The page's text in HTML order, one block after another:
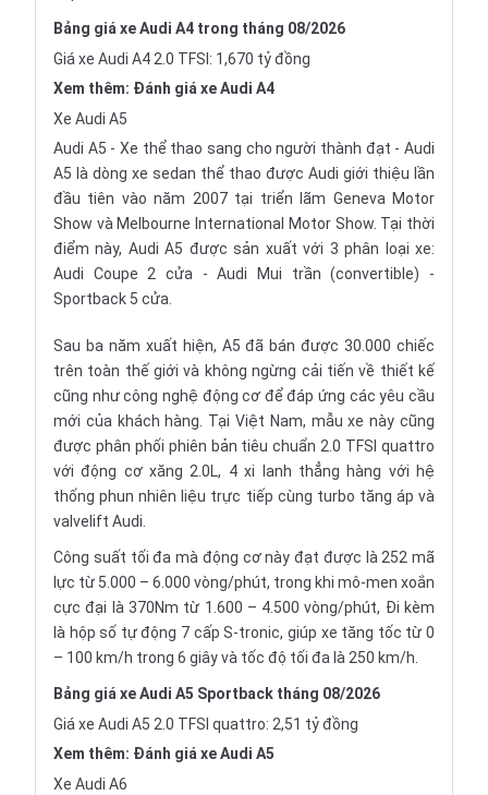
Bảng giá xe Audi A4 trong tháng 08/2026
Giá xe Audi A4 2.0 TFSI: 1,670 tỷ đồng
Xem thêm: Đánh giá xe Audi A4
Xe Audi A5
Audi A5 - Xe thể thao sang cho người thành đạt - Audi
A5 là dòng xe sedan thể thao được Audi giới thiệu lần
đầu tiên vào năm 2007 tại triển lãm Geneva Motor
Show và Melbourne International Motor Show. Tại thời
điểm này, Audi A5 được sản xuất với 3 phân loại xe:
Audi Coupe 2 cửa -Audi Mui trần (convertible) -
Sportback 5 cửa.
Sau ba năm xuất hiện, A5 đã bán được 30.000 chiếc
trên toàn thế giới và không ngừng cải tiến về thiết kế
cũng như công nghệ động cơ để đáp ứng các yêu cầu
mới của khách hàng. Tại Việt Nam, mẫu xe này cũng
được phân phối phiên bản tiêu chuẩn 2.0 TFSI quattro
với động cơ xăng 2.0L, 4 xi lanh thẳng hàng với hệ
thống phun nhiên liệu trực tiếp cùng turbo tăng áp và
valvelift Audi.
Công suất tối đa mà động cơ này đạt được là 252 mã
lực từ 5.000 – 6.000 vòng/phút, trong khi mô-men xoắn
cực đại là 370Nm từ 1.600 – 4.500 vòng/phút, Đi kèm
là hộp số tự động 7 cấp S-tronic, giúp xe tăng tốc từ 0
– 100 km/h trong 6 giây và tốc độ tối đa là 250 km/h.
Bảng giá xe Audi A5 Sportback tháng 08/2026
Giá xe Audi A5 2.0 TFSI quattro: 2,51 tỷ đồng
Xem thêm: Đánh giá xe Audi A5
Xe Audi A6